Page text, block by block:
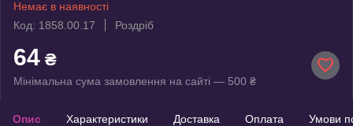
Немає в наявності
Код: 1858.00.17
Роздріб
64 ₴
Мінімальна сума замовлення на сайті — 500 ₴
Опис Характеристики Доставка Оплата Умови